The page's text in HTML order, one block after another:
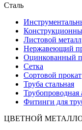
Сталь
Листовой металл
Нержавеющий
Оцинкованный
Сетка
Сортовой прокат
Труба стальная
Трубопроводная
Фитинги для
ЦВЕТНОЙ